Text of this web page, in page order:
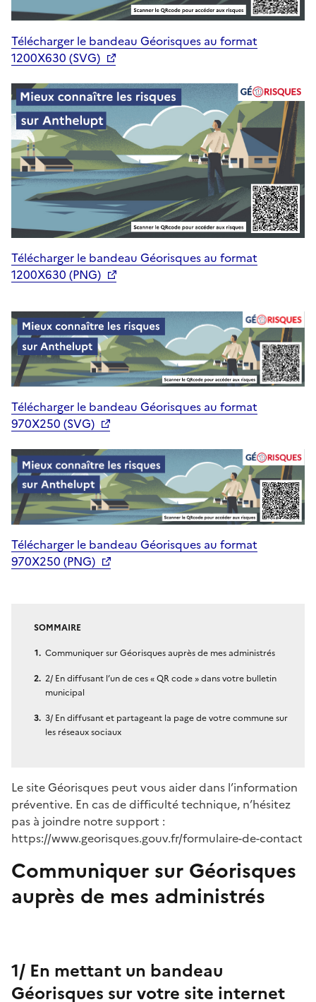
Télécharger le bandeau Géorisques au format
1200X630 (SVG)
Télécharger le bandeau Géorisques au format
1200X630 (PNG)
Télécharger le bandeau Géorisques au format
970X250 (SVG)
Télécharger le bandeau Géorisques au format
970X250 (PNG)
SOMMAIRE
Communiquer sur Géorisques auprès de mes administrés
2/ En diffusant l’un de ces « QR code » dans votre bulletin
municipal
3/ En diffusant et partageant la page de votre commune sur
les réseaux sociaux
Le site Géorisques peut vous aider dans l’information
préventive. En cas de difficulté technique, n’hésitez
pas à joindre notre support :
https://www.georisques.gouv.fr/formulaire-de-contact
Communiquer sur Géorisques
auprès de mes administrés
1/ En mettant un bandeau
Géorisques sur votre site internet